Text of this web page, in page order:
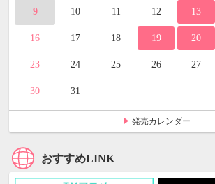
9 10 11 12 13
16 17 18 19 20
23 24 25 26 27
30 31
発売カレンダー
おすすめLINK